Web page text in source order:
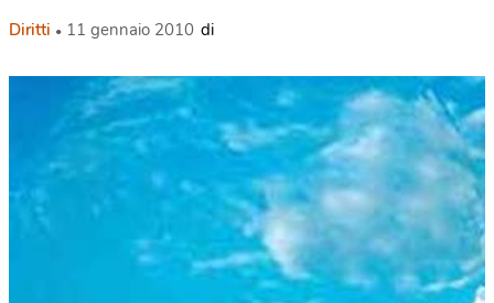
Diritti 11 gennaio 2010 di